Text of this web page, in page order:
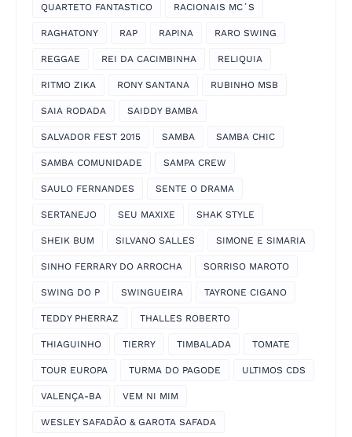
QUARTETO FANTASTICO RACIONAIS MC´S
RAGHATONY RAP RAPINA RARO SWING
REGGAE REI DA CACIMBINHA RELIQUIA
RITMO ZIKA RONY SANTANA RUBINHO MSB
SAIA RODADA SAIDDY BAMBA
SALVADOR FEST 2015 SAMBA SAMBA CHIC
SAMBA COMUNIDADE SAMPA CREW
SAULO FERNANDES SENTE O DRAMA
SERTANEJO SEU MAXIXE SHAK STYLE
SHEIK BUM SILVANO SALLES SIMONE E SIMARIA
SINHO FERRARY DO ARROCHA SORRISO MAROTO
SWING DO P SWINGUEIRA TAYRONE CIGANO
TEDDY PHERRAZ THALLES ROBERTO
THIAGUINHO TIERRY TIMBALADA TOMATE
TOUR EUROPA TURMA DO PAGODE ULTIMOS CDS
VALENÇA-BA VEM NI MIM
WESLEY SAFADÃO & GAROTA SAFADA